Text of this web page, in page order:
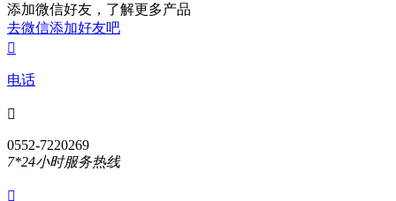
添加微信好友，了解更多产品
去微信添加好友吧

电话

0552-7220269
7*24小时服务热线
